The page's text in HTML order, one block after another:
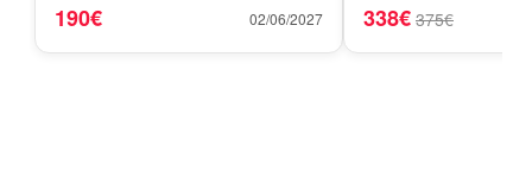
190€ 02/06/2027 338€ 375€